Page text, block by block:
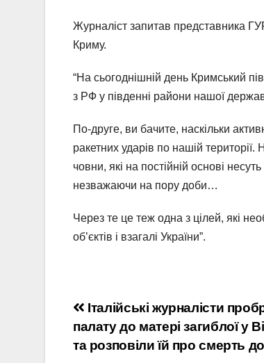
Журналіст запитав представника
Криму.
“На сьогоднішній день Кримський
з РФ у південні райони нашої
По-друге, ви бачите, наскільки
ракетних ударів по нашій
човни, які на постійній основі
незважаючи на пору доби…
Через те це теж одна з цілей, які
об’єктів і взагалі України”.
Навігація
записів
Італійські журналісти
палату до матері загиблої у
та розповіли їй про смерть